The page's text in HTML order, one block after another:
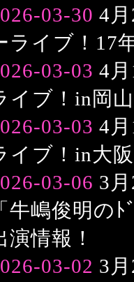
03-30 4
ライブ！17
03-03 4
イブ！in岡
03-03 4
イブ！in大
03-06 3
「牛嶋俊明の
演情報！
03-02 3